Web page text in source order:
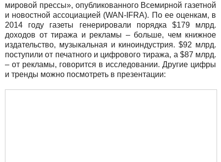
мировой прессы», опубликованного Всемирной газетной
и новостной ассоциацией (WAN-IFRA). По ее оценкам, в
2014 году газеты генерировали порядка $179 млрд.
доходов от тиража и рекламы – больше, чем книжное
издательство, музыкальная и киноиндустрия. $92 млрд.
поступили от печатного и цифрового тиража, а $87 млрд.
– от рекламы, говорится в исследовании. Другие цифры
и тренды можно посмотреть в презентации: